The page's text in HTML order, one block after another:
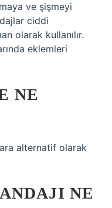
ve şişmeyi
ciddi
olarak kullanılır.
eklemleri
NE
alternatif olarak
NE